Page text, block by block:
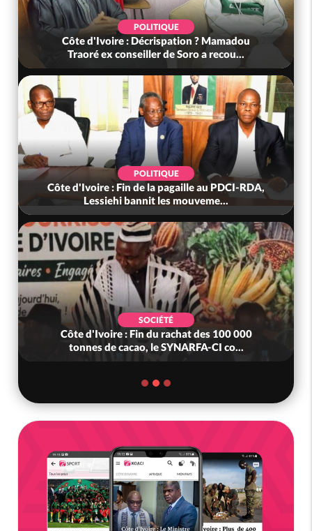
POLITIQUE
Côte d'Ivoire : Décrispation ? Mamadou
Traoré ex conseiller de Soro a recou...
POLITIQUE
Côte d'Ivoire : Fin de la pagaille au PDCI-RDA,
Lessiehi bannit les mouveme...
SOCIÉTÉ
Côte d'Ivoire : Fin du rachat des 100 000
tonnes de cacao, le SYNARFA-CI co...